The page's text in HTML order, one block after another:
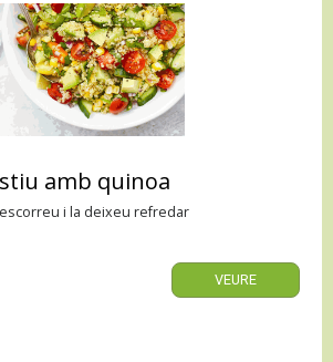
amb quinoa
i la deixeu refredar
VEURE